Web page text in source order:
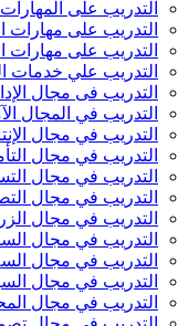
التدريب على
التدريب على مهارات
التدريب على مهارات
التدريب علي خدمات
التدريب فى مجال
التدريب في المجال
التدريب في مجال
التدريب في مجال
التدريب في مجال
التدريب في مجال
التدريب في مجال
التدريب في مجال
التدريب في مجال
التدريب في مجال
التدريب في مجال